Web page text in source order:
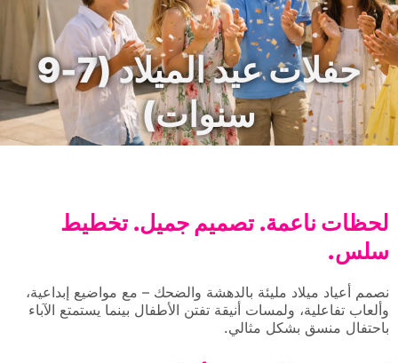
حفلات عيد الميلاد (7-9
سنوات)
لحظات ناعمة. تصميم جميل. تخطيط
سلس.
نصمم أعياد ميلاد مليئة بالدهشة والضحك – مع مواضيع إبداعية،
وألعاب تفاعلية، ولمسات أنيقة تفتن الأطفال بينما يستمتع الآباء
باحتفال منسق بشكل مثالي.